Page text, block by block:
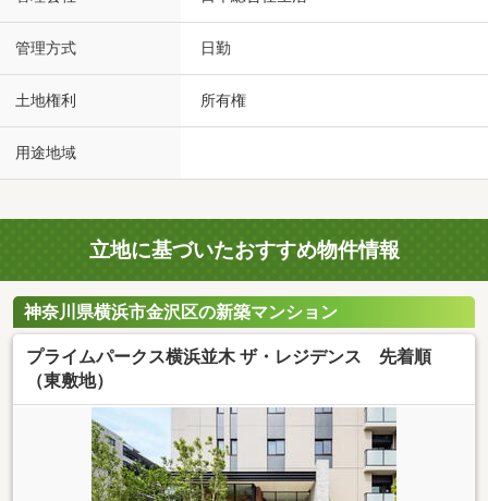
管理方式 日勤
土地権利 所有権
用途地域
立地に基づいたおすすめ物件情報
神奈川県横浜市金沢区の新築マンション
プライムパークス横浜並木 ザ・レジデンス 先着順
（東敷地）